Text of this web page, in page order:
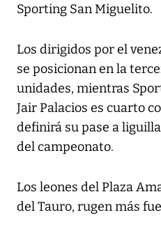
Sporting San Miguelito.
Los dirigidos por el
se posicionan en la
unidades, mientras
Jair Palacios es cuarto
definirá su pase a
del campeonato.
Los leones del Plaza
del Tauro, rugen más